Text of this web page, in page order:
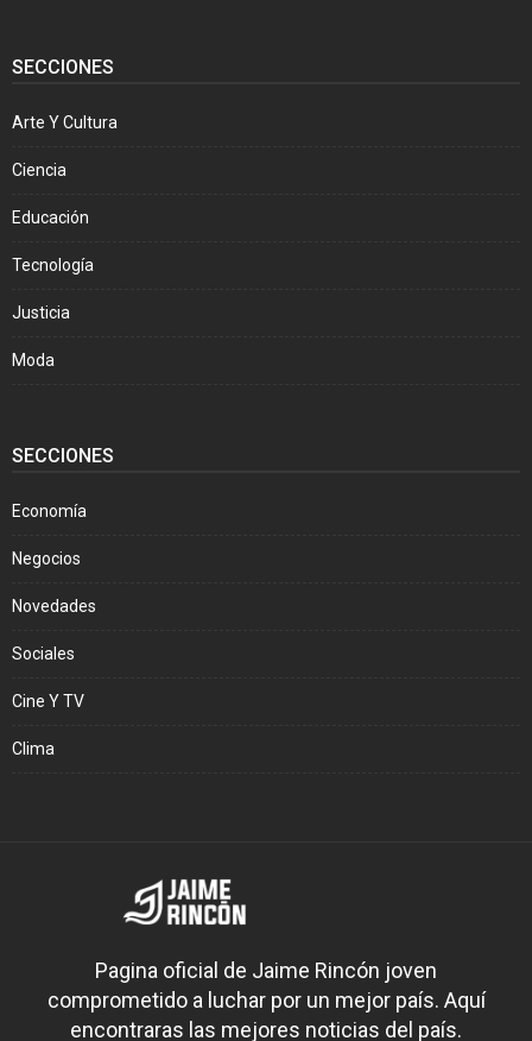
SECCIONES
Arte Y Cultura
Ciencia
Educación
Tecnología
Justicia
Moda
SECCIONES
Economía
Negocios
Novedades
Sociales
Cine Y TV
Clima
Pagina oficial de Jaime Rincón joven
comprometido a luchar por un mejor país. Aquí
encontraras las mejores noticias del país.